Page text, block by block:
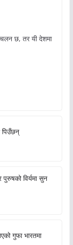
चलन छ, तर यी देशमा
पिउँछन्
विर्यमा सुन
गुफा भारतमा